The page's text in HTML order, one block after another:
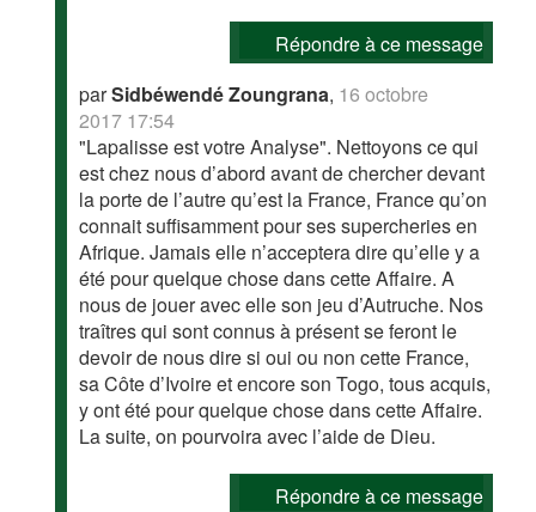
Répondre à ce message
parSidbéwendé Zoungrana, 16 octobre
2017 17:54
"Lapalisse est votre Analyse". Nettoyons ce qui
est chez nous d’abord avant de chercher devant
la porte de l’autre qu’est la France, France qu’on
connait suffisamment pour ses supercheries en
Afrique. Jamais elle n’acceptera dire qu’elle y a
été pour quelque chose dans cette Affaire. A
nous de jouer avec elle son jeu d’Autruche. Nos
traîtres qui sont connus à présent se feront le
devoir de nous dire si oui ou non cette France,
sa Côte d’Ivoire et encore son Togo, tous acquis,
y ont été pour quelque chose dans cette Affaire.
La suite, on pourvoira avec l’aide de Dieu.
Répondre à ce message